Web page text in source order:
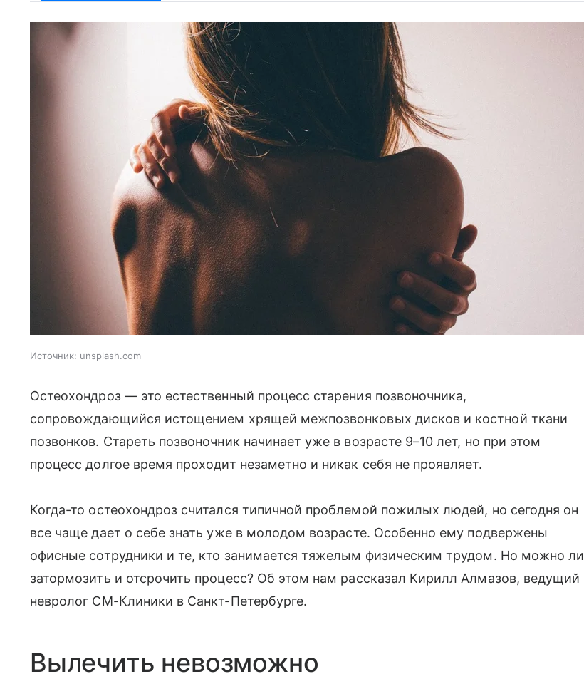
Источник: unsplash.com
Остеохондроз — это естественный процесс старения позвоночника,
сопровождающийся истощением хрящей межпозвонковых дисков и костной ткани
позвонков. Стареть позвоночник начинает уже в возрасте 9–10 лет, но при этом
процесс долгое время проходит незаметно и никак себя не проявляет.
Когда-то остеохондроз считался типичной проблемой пожилых людей, но сегодня он
все чаще дает о себе знать уже в молодом возрасте. Особенно ему подвержены
офисные сотрудники и те, кто занимается тяжелым физическим трудом. Но можно ли
затормозить и отсрочить процесс? Об этом нам рассказал Кирилл Алмазов, ведущий
невролог СМ-Клиники в Санкт-Петербурге.
Вылечить невозможно